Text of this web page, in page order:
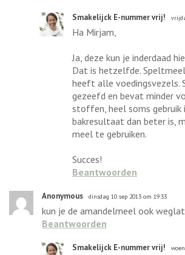
Smakelijck E-nummer vrij!
Ha Mirjam,
Ja, deze kun je inderdaad
Dat is hetzelfde.
heeft alle voedingsvezels.
gezeefd en bevat minder
stoffen, heel soms
bakresultaat dan beter is,
meel te gebruiken.
Succes!
Beantwoorden
Anonymous dinsdag 10 sep 2013 om 19:33
kun je de amandelmeel ook
Beantwoorden
Smakelijck E-nummer vrij!